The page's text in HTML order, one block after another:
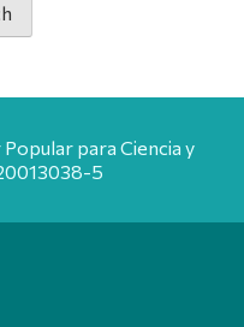
para Ciencia y
5